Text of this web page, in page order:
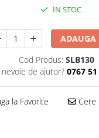
IN STOC
ADAUGA
Cod Produs: SLB130
nevoie de ajutor? 0767 51
la Favorite Cere